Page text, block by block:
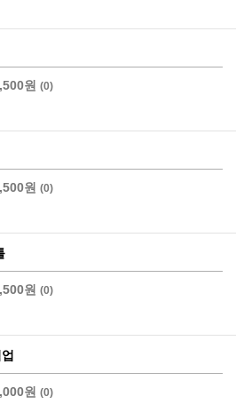
원 (0)
원 (0)
원 (0)
원 (0)